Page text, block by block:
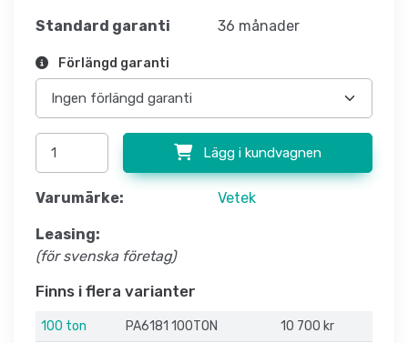
Standard garanti 36 månader
Förlängd garanti
Lägg i kundvagnen
Varumärke: Vetek
Leasing:
(för svenska företag)
Finns i flera varianter
100 ton PA6181 100TON
10 700 kr